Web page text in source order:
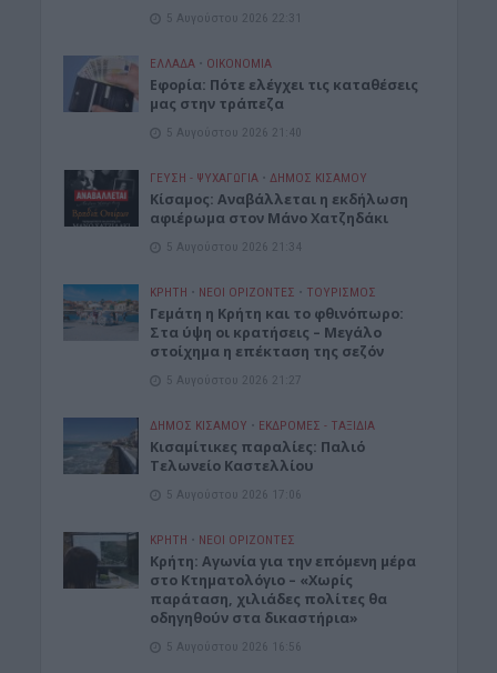
5 Αυγούστου 2026 22:31
ΕΛΛΑΔΑ • ΟΙΚΟΝΟΜΙΑ
Εφορία: Πότε ελέγχει τις καταθέσεις
μας στην τράπεζα
5 Αυγούστου 2026 21:40
ΓΕΎΣΗ - ΨΥΧΑΓΩΓΊΑ • ΔΉΜΟΣ ΚΙΣΆΜΟΥ
Κίσαμος: Αναβάλλεται η εκδήλωση
αφιέρωμα στον Μάνο Χατζηδάκι
5 Αυγούστου 2026 21:34
ΚΡΗΤΗ • ΝΕΟΙ ΟΡΙΖΟΝΤΕΣ • ΤΟΥΡΙΣΜΟΣ
Γεμάτη η Κρήτη και το φθινόπωρο:
Στα ύψη οι κρατήσεις – Μεγάλο
στοίχημα η επέκταση της σεζόν
5 Αυγούστου 2026 21:27
ΔΉΜΟΣ ΚΙΣΆΜΟΥ • ΕΚΔΡΟΜΈΣ - ΤΑΞΊΔΙΑ
Kισαμίτικες παραλίες: Παλιό
Τελωνείο Καστελλίου
5 Αυγούστου 2026 17:06
ΚΡΗΤΗ • ΝΕΟΙ ΟΡΙΖΟΝΤΕΣ
Kρήτη: Αγωνία για την επόμενη μέρα
στο Κτηματολόγιο – «Χωρίς
παράταση, χιλιάδες πολίτες θα
οδηγηθούν στα δικαστήρια»
5 Αυγούστου 2026 16:56